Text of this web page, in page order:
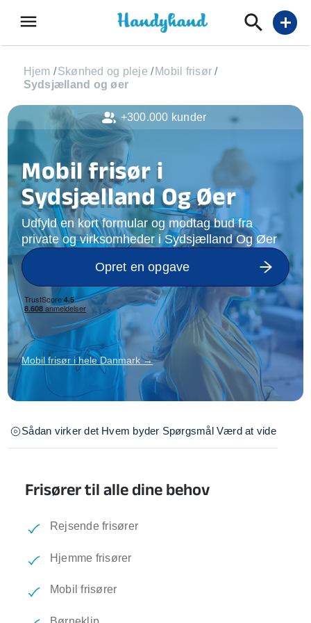
menu add
Hjem /Skønhed og pleje / Mobil frisør /
Sydsjælland og øer
Mobil frisør i
Sydsjælland Og Øer
Udfyld en kort formular og modtag bud fra
private og virksomheder i Sydsjælland Og Øer
Opret en opgave
Mobil frisør i hele Danmark →
Sådan virker det Hvem byder Spørgsmål Værd at vide
Frisører til alle dine behov
Rejsende frisører
Hjemme frisører
Mobil frisører
+300.000 kunder